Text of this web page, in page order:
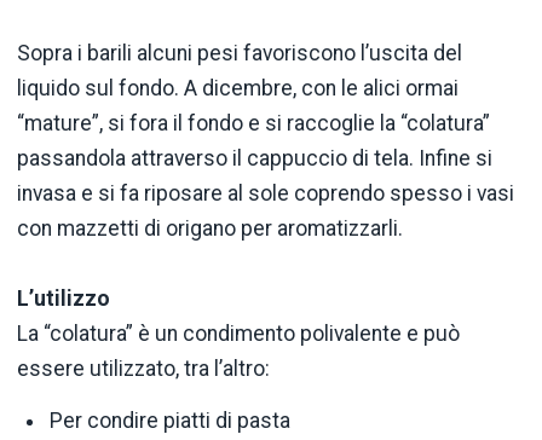
Sopra i barili alcuni pesi favoriscono l’uscita del
liquido sul fondo. A dicembre, con le alici ormai
“mature”, si fora il fondo e si raccoglie la “colatura”
passandola attraverso il cappuccio di tela. Infine si
invasa e si fa riposare al sole coprendo spesso i vasi
con mazzetti di origano per aromatizzarli.
L’utilizzo
La “colatura” è un condimento polivalente e può
essere utilizzato, tra l’altro:
Per condire piatti di pasta